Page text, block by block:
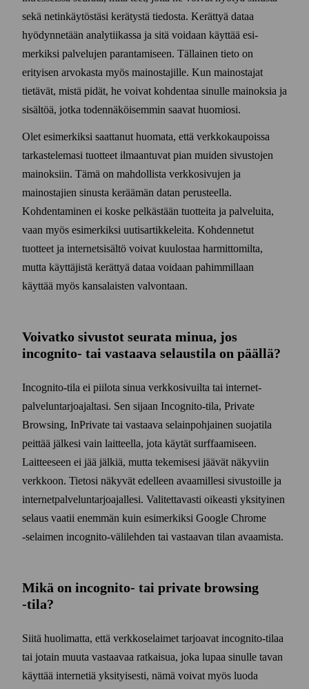
sekä netin­käytöstäsi kerätystä tiedosta. Kerättyä dataa
hyödynnetään analytiikassa ja sitä voidaan käyttää esi­
merkiksi palvelujen parantamiseen. Tällainen tieto on
erityisen arvokasta myös mainostajille. Kun mainostajat
tietävät, mistä pidät, he voivat kohdentaa sinulle mainoksia ja
sisältöä, jotka toden­näköisemmin saavat huomiosi.
Olet esi­merkiksi saattanut huomata, että verkko­kaupoissa
tarkastelemasi tuotteet ilmaantuvat pian muiden sivustojen
mainoksiin. Tämä on mahdollista verkko­sivujen ja
mainostajien sinusta keräämän datan perusteella.
Kohdentaminen ei koske pelkästään tuotteita ja palveluita,
vaan myös esi­merkiksi uutis­artikkeleita. Kohdennetut
tuotteet ja internet­sisältö voivat kuulostaa harmittomilta,
mutta käyttäjistä kerättyä dataa voidaan pahimmillaan
käyttää myös kansalaisten valvontaan.
Voivatko sivustot seurata minua, jos
incognito- tai vastaava selaus­tila on päällä?
Incognito-tila ei piilota sinua verkko­sivuilta tai internet­
palvelun­tarjoajaltasi. Sen sijaan Incognito-tila, Private
Browsing, In­Private tai vastaava selain­pohjainen suoja­tila
peittää jälkesi vain laitteella, jota käytät surffaamiseen.
Laitteeseen ei jää jälkiä, mutta tekemisesi jäävät näkyviin
verkkoon. Tietosi näkyvät edelleen avaamillesi sivustoille ja
internet­palvelun­tarjoajallesi. Valitettavasti oikeasti yksityinen
selaus vaatii enemmän kuin esi­merkiksi Google Chrome
‑selaimen incognito-väli­lehden tai vastaavan tilan avaamista.
Mikä on incognito- tai private browsing
‑tila?
Siitä huolimatta, että verkko­selaimet tarjoavat incognito-tilaa
tai jotain muuta vastaavaa ratkaisua, joka lupaa sinulle tavan
käyttää internetiä yksityisesti, nämä voivat myös luoda